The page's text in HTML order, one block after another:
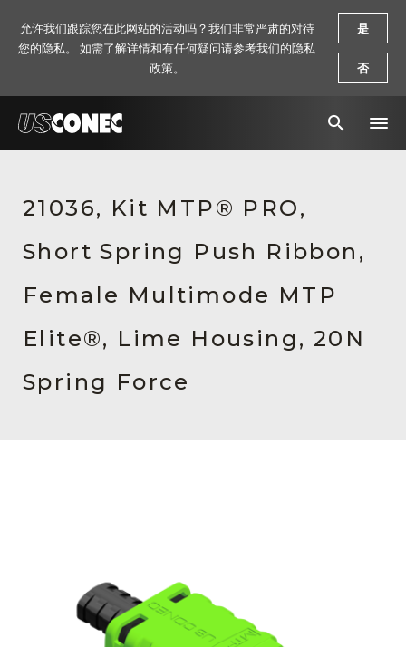
解决方案
产品
资源
关于我们
活动信息
21036, Kit MTP® PRO,
Short Spring Push Ribbon,
Female Multimode MTP
Elite®, Lime Housing, 20N
Spring Force
允许我们跟踪您在此网站的活动吗？我们非常严肃的对待
您的隐私。 如需了解详情和有任何疑问请参考我们的隐私
政策。
是
否